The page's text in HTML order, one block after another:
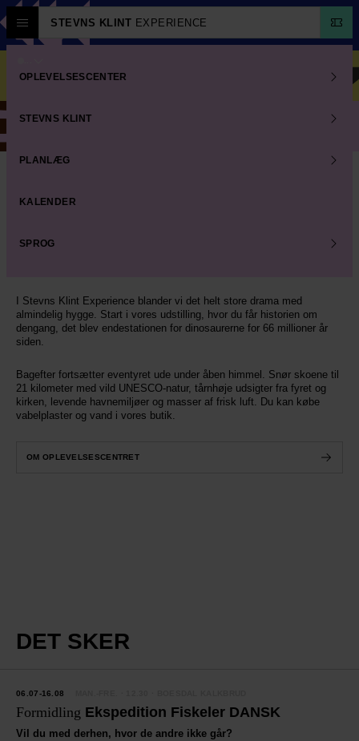
STEVNS KLINT EXPERIENCE
OPLEVELSESCENTER
STEVNS KLINT
PLANLÆG
KALENDER
SPROG
Tag med på Ekspedition Fiskeler!
Følg med - tilmeld nyhedsbrev
tankegang. Her er plads til både forskertyper og
Du skal til Mexico for at finde krateret, men du skal til Stevns Klint for
I Stevns Klint Experience blander vi det helt store drama med
almindelig hygge. Start i vores udstilling, hvor du får historien om
dengang, det blev endestationen for dinosaurerne for 66 millioner år
siden.
Bagefter fortsætter eventyret ude under åben himmel. Snør skoene til
21 kilometer med vild UNESCO-natur, tårnhøje udsigter fra fyret og
kirken, levende havnemiljøer og masser af frisk luft. Du kan købe
vabelplaster og vand i vores butik.
OM OPLEVELSESCENTRET
DET SKER
06.07-16.08
Formidling Ekspedition Fiskeler DANSK
Vil du med derhen, hvor de andre ikke går?